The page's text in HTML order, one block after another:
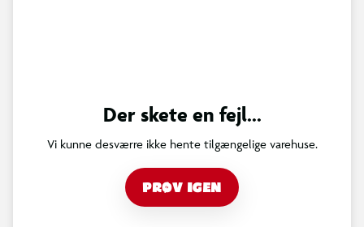
Der skete en fejl...
Vi kunne desværre ikke hente tilgængelige varehuse.
PRØV IGEN